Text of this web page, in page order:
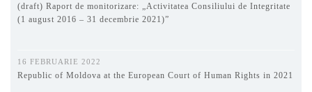
(draft) Raport de monitorizare: „Activitatea Consiliului de Integritate
(1 august 2016 – 31 decembrie 2021)”
16 FEBRUARIE 2022
Republic of Moldova at the European Court of Human Rights in 2021